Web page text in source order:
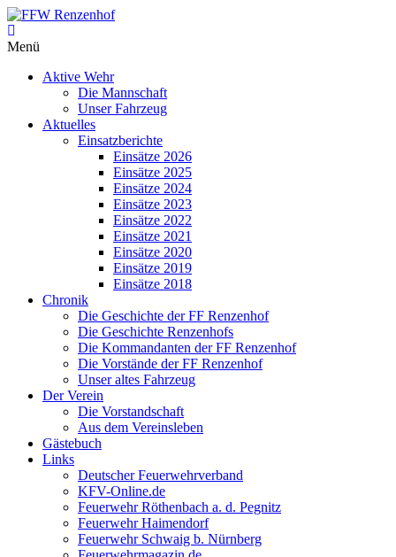
Zum
Inhalt
springen
FFW
Renzenhof
Löschen
Menü
Aktive Wehr
Die Mannschaft
Unser Fahrzeug
Aktuelles
Einsatzberichte
Einsätze 2026
Einsätze 2025
Einsätze 2024
Einsätze 2023
Einsätze 2022
Einsätze 2021
Einsätze 2020
Einsätze 2019
Einsätze 2018
Chronik
Die Geschichte der FF Renzenhof
Die Geschichte Renzenhofs
Die Kommandanten der FF Renzenhof
Die Vorstände der FF Renzenhof
Unser altes Fahrzeug
Der Verein
Die Vorstandschaft
Aus dem Vereinsleben
Gästebuch
Links
Deutscher Feuerwehrverband
KFV-Online.de
Feuerwehr Röthenbach a. d. Pegnitz
Feuerwehr Haimendorf
Feuerwehr Schwaig b. Nürnberg